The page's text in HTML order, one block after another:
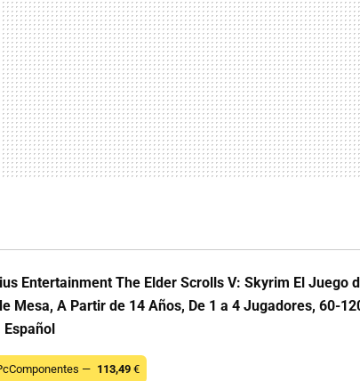
Entertainment The Elder Scrolls V: Skyrim El Juego
Mesa, A Partir de 14 Años, De 1 a 4 Jugadores, 60-
Español
— 113,49 €